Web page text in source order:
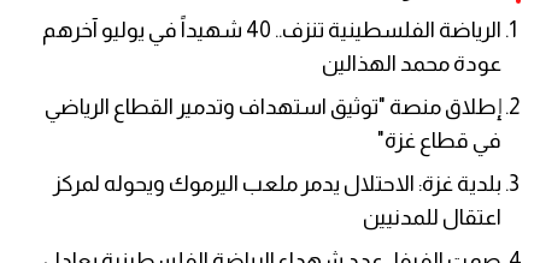
الرياضة الفلسطينية تنزف.. 40 شهيداً في يوليو آخرهم
عودة محمد الهذالين
إطلاق منصة "توثيق استهداف وتدمير القطاع الرياضي
في قطاع غزة"
بلدية غزة: الاحتلال يدمر ملعب اليرموك ويحوله لمركز
اعتقال للمدنيين